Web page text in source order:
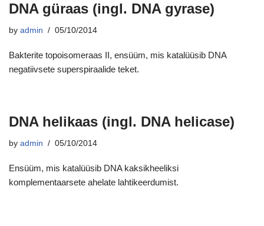
DNA güraas (ingl. DNA gyrase)
by admin 05/10/2014
Bakterite topoisomeraas II, ensüüm, mis katalüüsib DNA
negatiivsete superspiraalide teket.
DNA helikaas (ingl. DNA helicase)
by admin 05/10/2014
Ensüüm, mis katalüüsib DNA kaksikheeliksi
komplementaarsete ahelate lahtikeerdumist.